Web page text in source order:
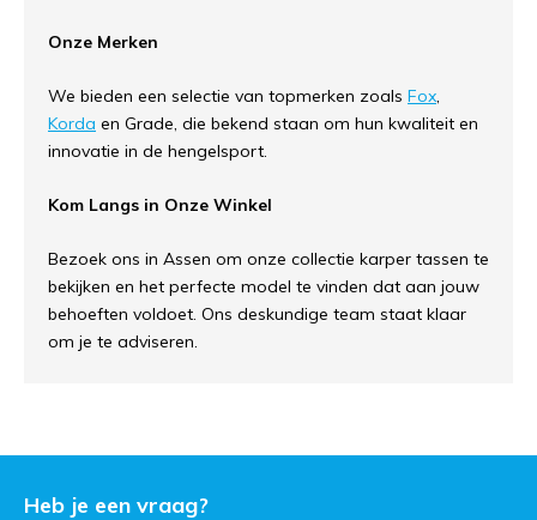
Onze Merken
We bieden een selectie van topmerken zoals Fox,
Korda en Grade, die bekend staan om hun kwaliteit en
innovatie in de hengelsport.
Kom Langs in Onze Winkel
Bezoek ons in Assen om onze collectie karper tassen te
bekijken en het perfecte model te vinden dat aan jouw
behoeften voldoet. Ons deskundige team staat klaar
om je te adviseren.
Heb je een vraag?